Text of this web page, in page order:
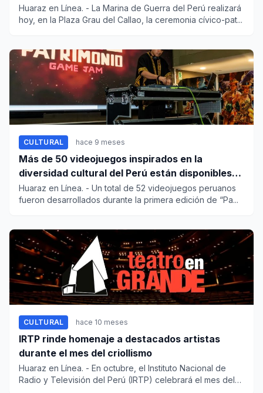
Angamos
Huaraz en Línea. - La Marina de Guerra del Perú realizará
hoy, en la Plaza Grau del Callao, la ceremonia cívico-pat...
CULTURAL hace 9 meses
Más de 50 videojuegos inspirados en la
diversidad cultural del Perú están disponibles
de manera gratuita
Huaraz en Línea. - Un total de 52 videojuegos peruanos
fueron desarrollados durante la primera edición de “Pa...
CULTURAL hace 10 meses
IRTP rinde homenaje a destacados artistas
durante el mes del criollismo
Huaraz en Línea. - En octubre, el Instituto Nacional de
Radio y Televisión del Perú (IRTP) celebrará el mes del